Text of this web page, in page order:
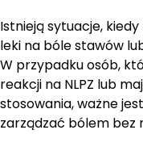
Istnieją sytuacje,
leki na bóle stawów
W przypadku osób,
reakcji na NLPZ lub
stosowania, ważne
zarządzać bólem bez